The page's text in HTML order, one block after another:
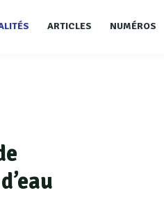
ARTICLES NUMÉROS